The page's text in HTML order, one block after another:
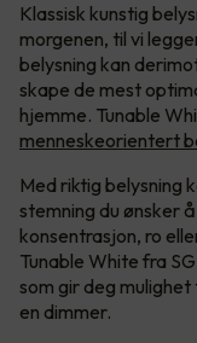
Klassisk kunstig
morgenen, til vi
belysning kan
skape de mest
hjemme. Tunable
menneskeorientert
Med riktig belysning
stemning du ønsker
konsentrasjon, ro
Tunable White fra
som gir deg
en dimmer.